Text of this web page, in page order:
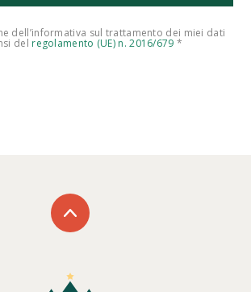
dell’informativa sul trattamento dei miei dati
del regolamento (UE) n. 2016/679 *